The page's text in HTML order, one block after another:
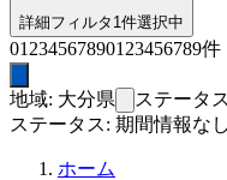
詳細フィルタ 1件選択中
01 2345678901 23456789件
地域: 大分県 ステータ
ステータス: 期間情報なし
ホーム